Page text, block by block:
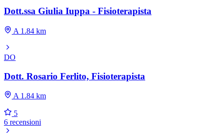
Dott.ssa Giulia Iuppa - Fisioterapista
A 1.84 km
DO
Dott. Rosario Ferlito, Fisioterapista
A 1.84 km
5
6 recensioni